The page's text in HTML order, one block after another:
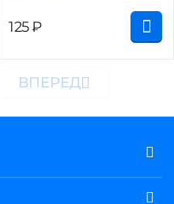
125₽
ВПЕРЕД